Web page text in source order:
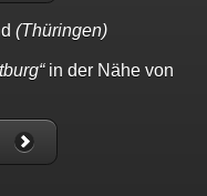
(Thüringen)
in der Nähe von